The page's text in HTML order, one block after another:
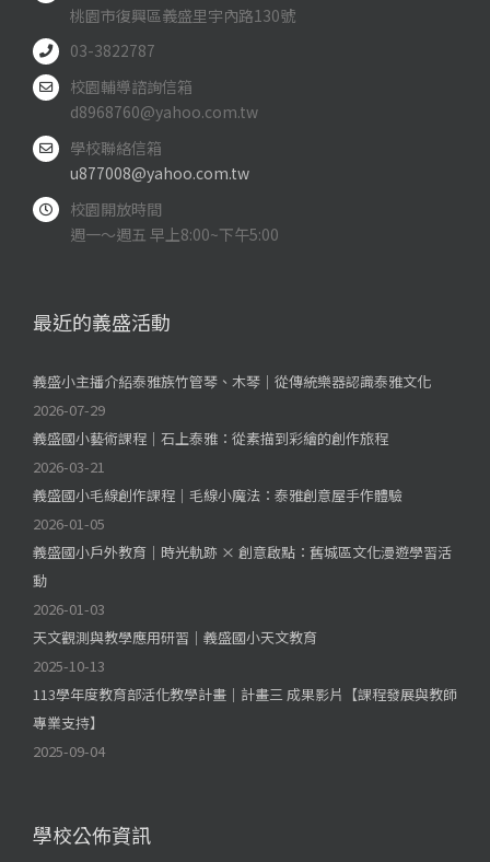
桃園市復興區義盛里宇內路130號
03-3822787
校園輔導諮詢信箱
d8968760@yahoo.com.tw
學校聯絡信箱
u877008@yahoo.com.tw
校園開放時間
週一～週五 早上8:00~下午5:00
最近的義盛活動
義盛小主播介紹泰雅族竹管琴、木琴｜從傳統樂器認識泰雅文化
2026-07-29
義盛國小藝術課程｜石上泰雅：從素描到彩繪的創作旅程
2026-03-21
義盛國小毛線創作課程｜毛線小魔法：泰雅創意屋手作體驗
2026-01-05
義盛國小戶外教育｜時光軌跡 × 創意啟點：舊城區文化漫遊學習活
動
2026-01-03
天文觀測與教學應用研習｜義盛國小天文教育
2025-10-13
113學年度教育部活化教學計畫｜計畫三 成果影片【課程發展與教師
專業支持】
2025-09-04
學校公佈資訊